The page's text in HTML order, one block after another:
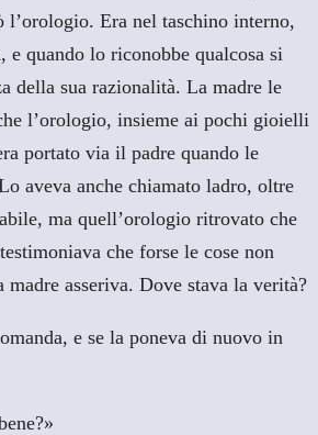
l’orologio. Era nel taschino interno,
e quando lo riconobbe qualcosa si
della sua razionalità. La madre le
l’orologio, insieme ai pochi gioielli
portato via il padre quando le
aveva anche chiamato ladro, oltre
ma quell’orologio ritrovato che
che forse le cose non
madre asseriva. Dove stava la verità?
e se la poneva di nuovo in